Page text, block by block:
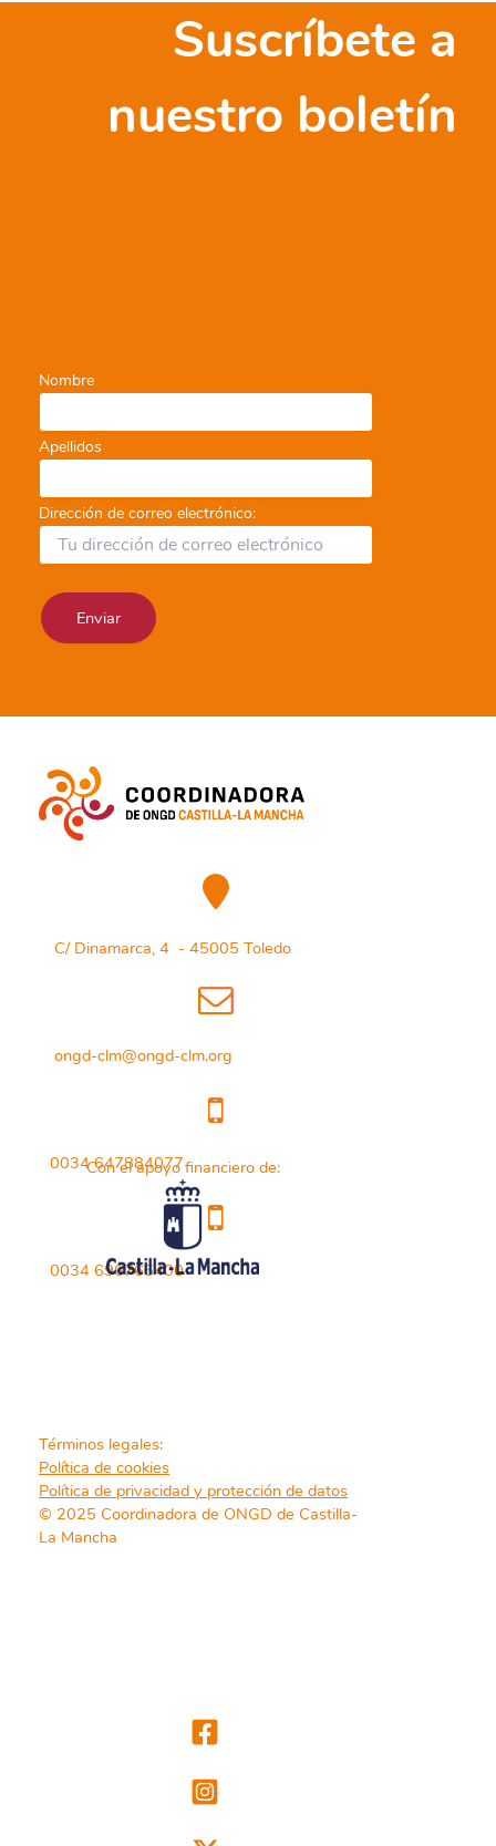
Suscríbete a
nuestro boletín
Nombre
Apellidos
Dirección de correo electrónico:
C/ Dinamarca, 4 - 45005 Toledo
ongd-clm@ongd-clm.org
0034 647884077
0034 696765400
Con el apoyo financiero de:
Términos legales:
Política de cookies
Política de privacidad y protección de datos
© 2025 Coordinadora de ONGD de Castilla-
La Mancha